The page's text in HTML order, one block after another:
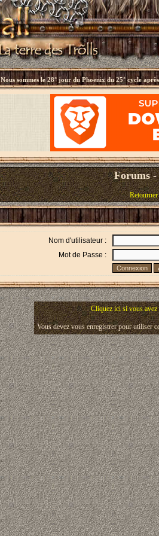
Nous sommes le28° jour du Phoenix du 25° cycle
Forums -
Nom d'utilisateur :
Mot de Passe :
Cliquez ici si vous
Vous devez vous enregistrer pour utiliser